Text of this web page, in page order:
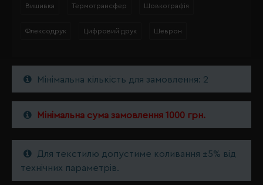
Вишивка Термотрансфер Шовкографія
Флексодрук Цифровий друк Шеврон
Мінімальна кількість для замовлення: 2
Мінімальна сума замовлення 1000 грн.
Для текстилю допустиме коливання ±5% від
технічних параметрів.